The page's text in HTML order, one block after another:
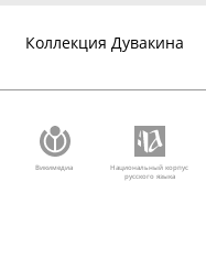
Коллекция Дувакина
Викимедиа
Национальный корпус
русского языка